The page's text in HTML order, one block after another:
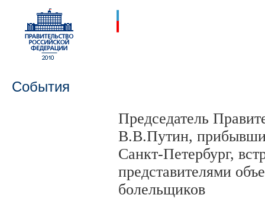
События
Председатель
В.В.Путин,
Санкт-Петербург,
представителями
болельщиков